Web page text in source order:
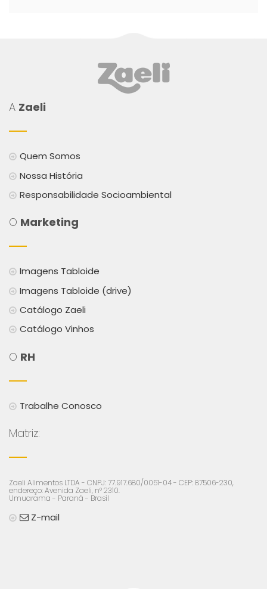
A Zaeli
Quem Somos
Nossa História
Responsabilidade Socioambiental
O Marketing
Imagens Tabloide
Imagens Tabloide (drive)
Catálogo Zaeli
Catálogo Vinhos
O RH
Trabalhe Conosco
Matriz:
Zaeli Alimentos LTDA - CNPJ: 77.917.680/0051-04 - CEP: 87506-230,
endereço: Avenida Zaeli, n° 2310.
Umuarama - Paraná - Brasil
Z-mail